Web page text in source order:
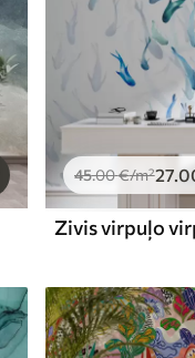
45.00€/m²27